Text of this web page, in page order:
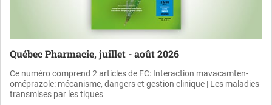
Québec Pharmacie, juillet - août 2026
Ce numéro comprend 2 articles de FC: Interaction mavacamten-
oméprazole: mécanisme, dangers et gestion clinique | Les maladies
transmises par les tiques